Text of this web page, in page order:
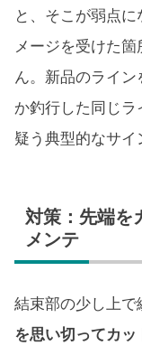
と、そこが弱点
メージを受けた
ん。新品のライ
か釣行した同じ
疑う典型的なサイ
対策：先端を
メンテ
結束部の少し上で
を思い切ってカ